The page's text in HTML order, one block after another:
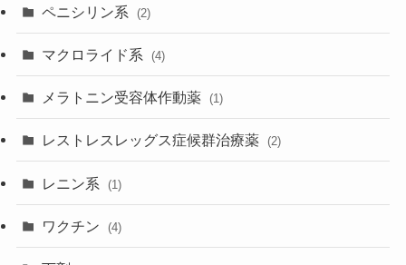
ペニシリン系 (2)
マクロライド系 (4)
メラトニン受容体作動薬 (1)
レストレスレッグス症候群治療薬 (2)
レニン系 (1)
ワクチン (4)